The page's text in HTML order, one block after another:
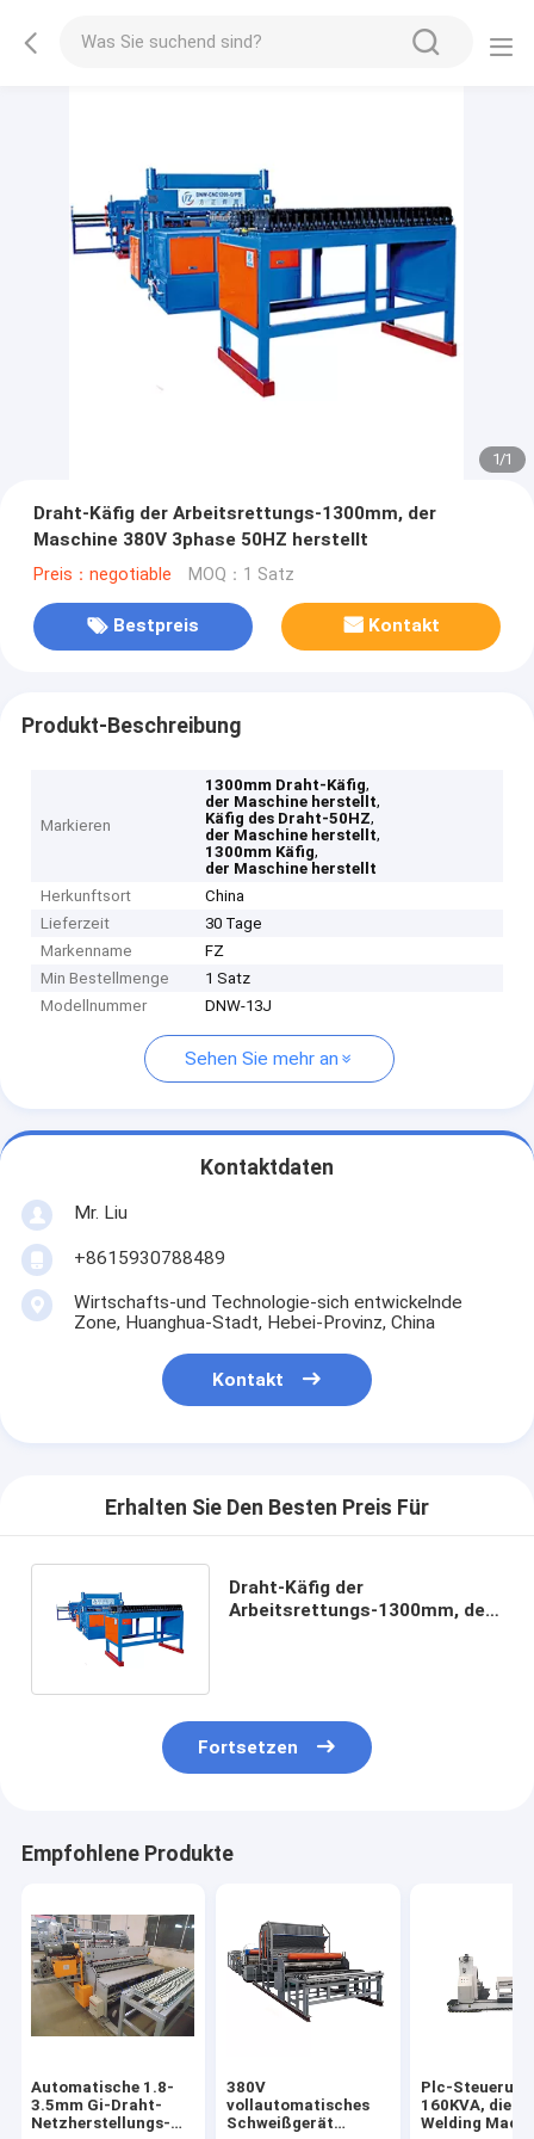
1/1
Draht-Käfig der Arbeitsrettungs-1300mm, der
Maschine 380V 3phase 50HZ herstellt
Preis：negotiable MOQ：1 Satz
Bestpreis Kontakt
Produkt-Beschreibung
Markieren
1300mm Draht-Käfig,
der Maschine herstellt,
Käfig des Draht-50HZ,
der Maschine herstellt,
1300mm Käfig,
der Maschine herstellt
Herkunftsort
China
Lieferzeit
30 Tage
Markenname
FZ
Min Bestellmenge
1 Satz
Modellnummer
DNW-13J
Sehen Sie mehr an
Kontaktdaten
Mr. Liu
+8615930788489
Wirtschafts-und Technologie-sich entwickelnde
Zone, Huanghua-Stadt, Hebei-Provinz, China
Kontakt
Erhalten Sie Den Besten Preis Für
Draht-Käfig der
Arbeitsrettungs-1300mm, der
Fortsetzen
Empfohlene Produkte
Automatische 1.8-
3.5mm Gi-Draht-
Netzherstellungs-
380V
vollautomatisches
Schweißgerät
Plc-Steuerung
160KVA, die
Welding